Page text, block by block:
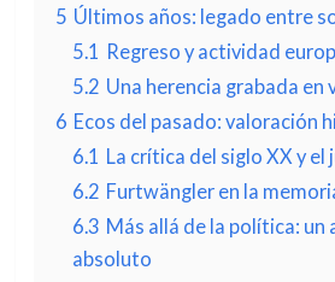
5 Últimos años: legado entre
5.1 Regreso y actividad
5.2 Una herencia grabada en
6 Ecos del pasado: valoración
6.1 La crítica del siglo XX y el
6.2 Furtwängler en la
6.3 Más allá de la política: un
absoluto